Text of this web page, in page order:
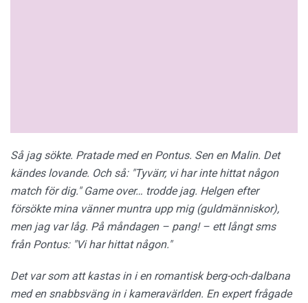
Så jag sökte. Pratade med en Pontus. Sen en Malin. Det
kändes lovande. Och så: "Tyvärr, vi har inte hittat någon
match för dig." Game over… trodde jag. Helgen efter
försökte mina vänner muntra upp mig (guldmänniskor),
men jag var låg. På måndagen – pang! – ett långt sms
från Pontus: "Vi har hittat någon."
Det var som att kastas in i en romantisk berg-och-dalbana
med en snabbsväng in i kameravärlden. En expert frågade